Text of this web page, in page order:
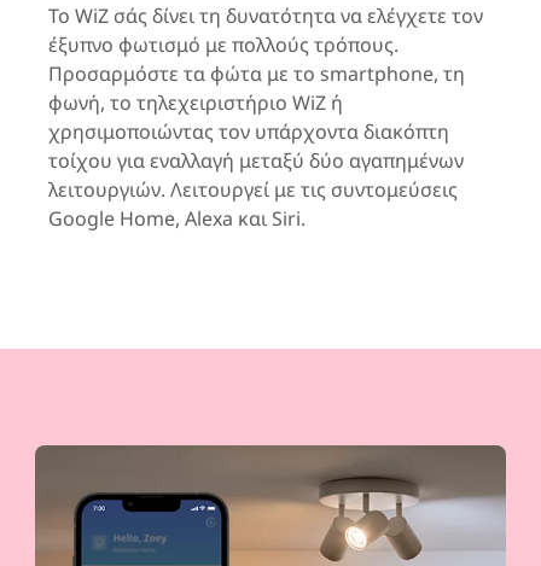
Το WiZ σάς δίνει τη δυνατότητα να ελέγχετε τον
έξυπνο φωτισμό με πολλούς τρόπους.
Προσαρμόστε τα φώτα με το smartphone, τη
φωνή, το τηλεχειριστήριο WiZ ή
χρησιμοποιώντας τον υπάρχοντα διακόπτη
τοίχου για εναλλαγή μεταξύ δύο αγαπημένων
λειτουργιών. Λειτουργεί με τις συντομεύσεις
Google Home, Alexa και Siri.